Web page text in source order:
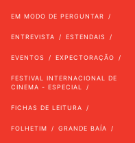
EM MODO DE PERGUNTAR
ENTREVISTA ESTENDAIS
EVENTOS EXPECTORAÇÃO
FESTIVAL INTERNACIONAL DE
CINEMA - ESPECIAL
FICHAS DE LEITURA
FOLHETIM GRANDE BAÍA